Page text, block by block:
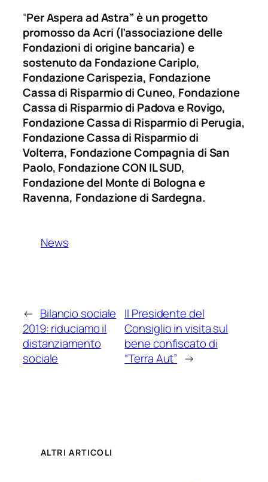
“Per Aspera ad Astra” è un progetto
promosso da Acri (l’associazione delle
Fondazioni di origine bancaria) e
sostenuto da Fondazione Cariplo,
Fondazione Carispezia, Fondazione
Cassa di Risparmio di Cuneo, Fondazione
Cassa di Risparmio di Padova e Rovigo,
Fondazione Cassa di Risparmio di Perugia,
Fondazione Cassa di Risparmio di
Volterra, Fondazione Compagnia di San
Paolo, Fondazione CON IL SUD,
Fondazione del Monte di Bologna e
Ravenna, Fondazione di Sardegna.
News
← Bilancio sociale
2019: riduciamo il
distanziamento
sociale
Il Presidente del
Consiglio in visita sul
bene confiscato di
“Terra Aut” →
ALTRI ARTICOLI